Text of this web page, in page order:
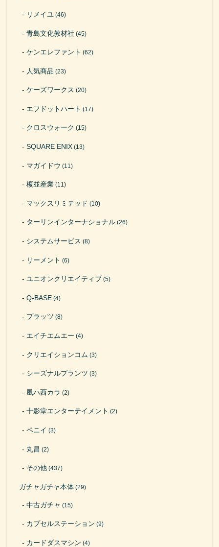
リメイユ (46)
青島文化教材社 (45)
ケンエレファント (62)
人気商品 (23)
ケーズワークス (20)
エフドットハート (17)
クロスウォーク (15)
SQUARE ENIX (13)
マガイドウ (11)
榎並産業 (11)
マックスリミテッド (10)
ターリンインターナショナル (26)
システムサービス (8)
リーメント (6)
ユニオンクリエイティブ (5)
Q-BASE (4)
プラッツ (8)
エイチエムエー (4)
クリエイションコム (3)
シーズナルプランツ (3)
風ハ西カラ (2)
十影堂エンターテイメント (2)
ペニイ (3)
丸昌 (2)
その他 (437)
ガチャガチャ本体 (29)
中古ガチャ (15)
カプセルステーション (9)
カードダスマシン (4)